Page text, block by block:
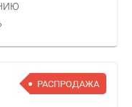
РАСПРОДАЖА